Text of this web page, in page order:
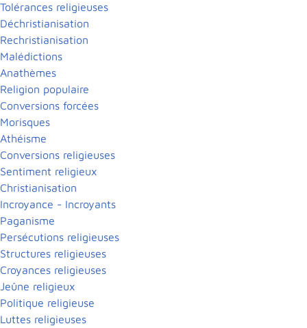
Tolérances religieuses
Déchristianisation
Rechristianisation
Malédictions
Anathèmes
Religion populaire
Conversions forcées
Morisques
Athéisme
Conversions religieuses
Sentiment religieux
Christianisation
Incroyance - Incroyants
Paganisme
Persécutions religieuses
Structures religieuses
Croyances religieuses
Jeûne religieux
Politique religieuse
Luttes religieuses